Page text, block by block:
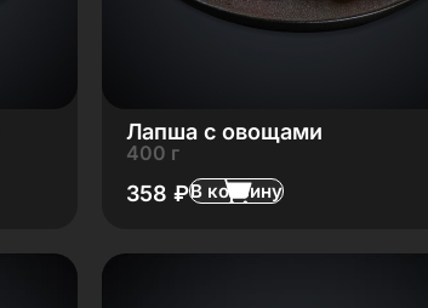
Лапша с овощами
400 г
358 ₽В корзину